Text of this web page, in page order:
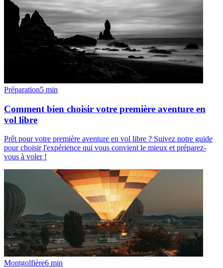
Préparation5 min
Comment bien choisir votre première aventure en
vol libre
Prêt pour votre première aventure en vol libre ? Suivez notre guide
pour choisir l'expérience qui vous convient le mieux et préparez-
vous à voler !
Montgolfière6 min